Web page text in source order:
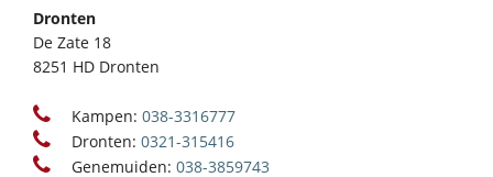
Dronten
De Zate 18
8251 HD Dronten
Kampen: 038-3316777
Dronten: 0321-315416
Genemuiden: 038-3859743